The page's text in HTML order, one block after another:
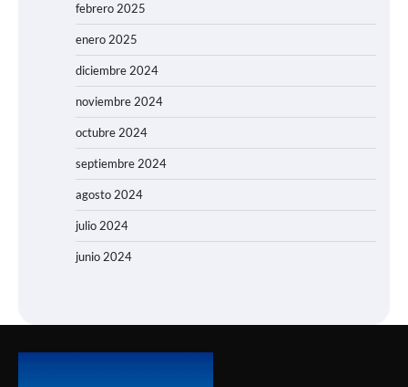
febrero 2025
enero 2025
diciembre 2024
noviembre 2024
octubre 2024
septiembre 2024
agosto 2024
julio 2024
junio 2024